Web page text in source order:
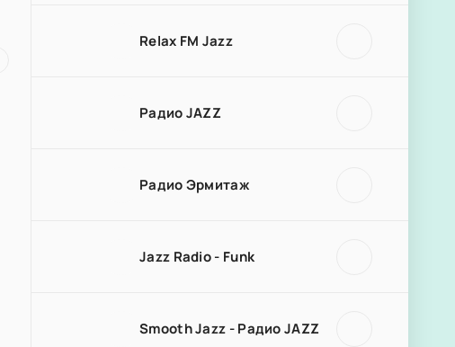
Relax FM Jazz
Радио JAZZ
Радио Эрмитаж
Jazz Radio - Funk
Smooth Jazz - Радио JAZZ